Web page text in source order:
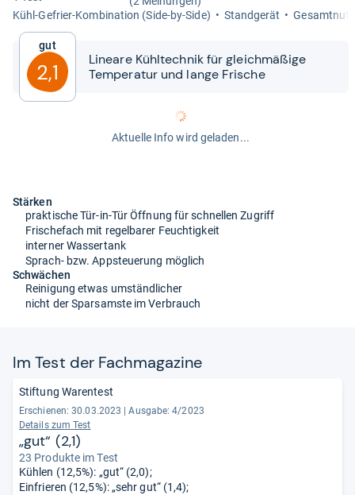
Kühl-​Gefrier-​Kom­bi­na­tion (Side-​by-​Side)
Stand­ge­rät
Gut
2,1
Lineare Kühl­tech­nik für gleich­mä­ßige
Tem­pe­ra­tur und lange Fri­sche
Aktuelle Info wird geladen...
Stärken
praktische Tür-in-Tür Öffnung für schnellen Zugriff
Frischefach mit regelbarer Feuchtigkeit
interner Wassertank
Sprach- bzw. Appsteuerung möglich
Schwächen
Reinigung etwas umständlicher
nicht der Sparsamste im Verbrauch
Im Test der Fach­ma­ga­zine
Stiftung Warentest
Erschienen: 30.03.2023
Ausgabe: 4/2023
Details zum Test
„gut“ (2,1)
23 Produkte im Test
Kühlen (12,5%): „gut“ (2,0);
Einfrieren (12,5%): „sehr gut“ (1,4);